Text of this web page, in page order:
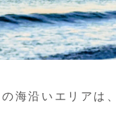
海沿いエリアは